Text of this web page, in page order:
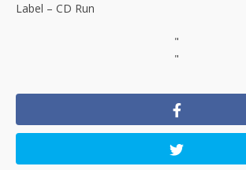
Label – CD Run
"
"